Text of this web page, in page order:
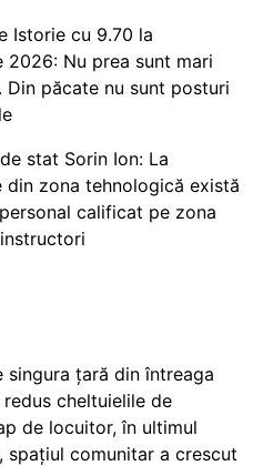
Istorie cu 9.70 la
2026: Nu prea sunt mari
Din păcate nu sunt posturi
stat Sorin Ion: La
din zona tehnologică există
calificat pe zona
singura țară din întreaga
cheltuielile de
de locuitor, în ultimul
spațiul comunitar a crescut